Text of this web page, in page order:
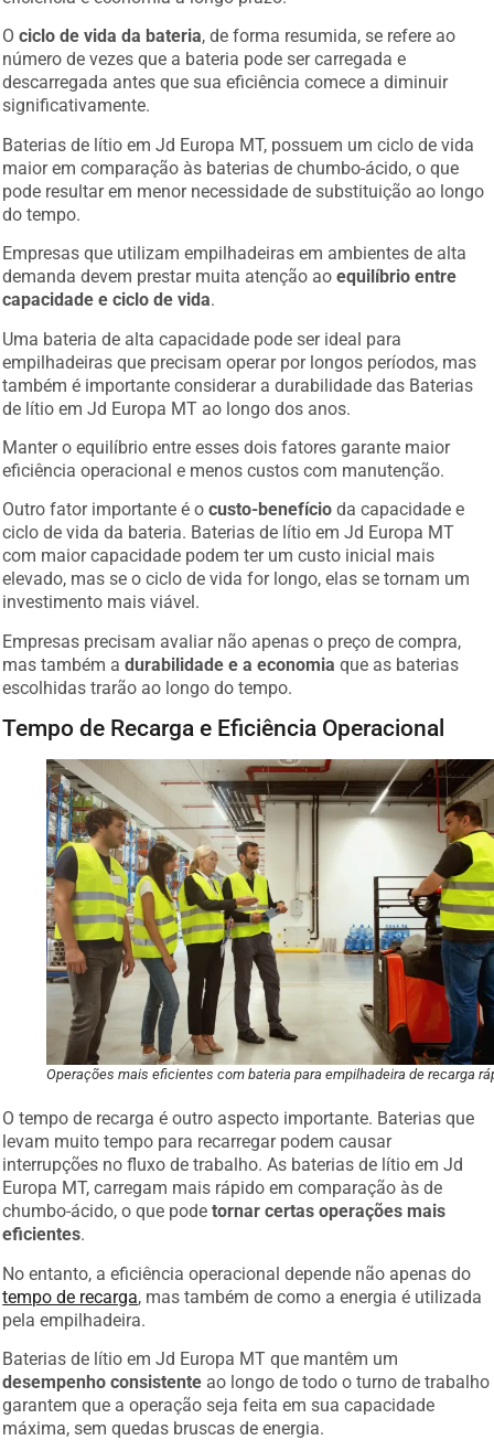
O
ciclo de vida da bateria
, de forma resumida, se refere ao
número de vezes que a bateria pode ser carregada e
descarregada antes que sua eficiência comece a diminuir
significativamente.
Baterias de lítio em Jd Europa MT, possuem um ciclo de vida
maior em comparação às baterias de chumbo-ácido, o que
pode resultar em menor necessidade de substituição ao longo
do tempo.
Empresas que utilizam empilhadeiras em ambientes de alta
demanda devem prestar muita atenção ao
equilíbrio entre
capacidade e ciclo de vida
Uma bateria de alta capacidade pode ser ideal para
empilhadeiras que precisam operar por longos períodos, mas
também é importante considerar a durabilidade das Baterias
de lítio em Jd Europa MT ao longo dos anos.
Manter o equilíbrio entre esses dois fatores garante maior
eficiência operacional e menos custos com manutenção.
Outro fator importante é o
custo-benefício
da capacidade e
ciclo de vida da bateria. Baterias de lítio em Jd Europa MT
com maior capacidade podem ter um custo inicial mais
elevado, mas se o ciclo de vida for longo, elas se tornam um
investimento mais viável.
Empresas precisam avaliar não apenas o preço de compra,
mas também adurabilidade e a economiaque as baterias
escolhidas trarão ao longo do tempo.
Tempo de Recarga e Eficiência Operacional
Operações mais eficientes com bateria para empilhadeira de recarga
O tempo de recarga é outro aspecto importante. Baterias que
levam muito tempo para recarregar podem causar
interrupções no fluxo de trabalho. As baterias de lítio em Jd
Europa MT, carregam mais rápido em comparação às de
chumbo-ácido, o que pode tornar certas operações mais
eficientes
No entanto, a eficiência operacional depende não apenas do
tempo de recarga, mas também de como a energia é utilizada
pela empilhadeira.
Baterias de lítio em Jd Europa MT que mantêm um
desempenho consistente
ao longo de todo o turno de trabalho
garantem que a operação seja feita em sua capacidade
máxima, sem quedas bruscas de energia.